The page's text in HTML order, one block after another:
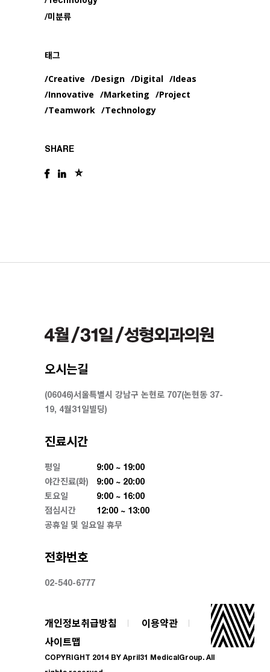
미분류
태그
Creative Design Digital
Ideas
Innovative
Marketing
Project
Teamwork
Technology
SHARE
오시는길
(06046)서울특별시 강남구 논현로 707(논현동 37-
19, 4월31일빌딩)
진료시간
평일
9:00 ~ 19:00
야간진료(화)
9:00 ~ 20:00
토요일
9:00 ~ 16:00
점심시간
12:00 ~ 13:00
공휴일 및 일요일 휴무
전화번호
02-540-6777
개인정보취급방침
이용약관
사이트맵
COPYRIGHT 2014 BY April31 MedicalGroup. All